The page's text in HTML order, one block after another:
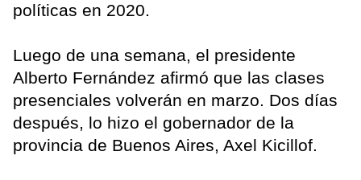
políticas en 2020.
Luego de una semana, el presidente
Alberto Fernández afirmó que las clases
presenciales volverán en marzo. Dos días
después, lo hizo el gobernador de la
provincia de Buenos Aires, Axel Kicillof.